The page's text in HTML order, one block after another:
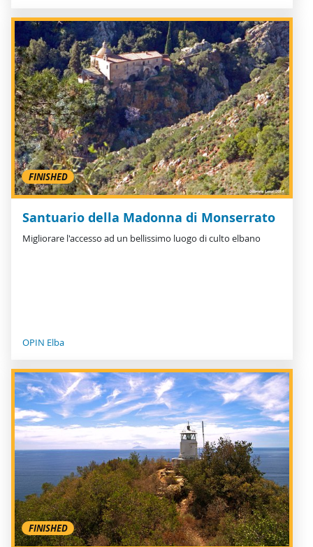
FINISHED
Santuario della Madonna di Monserrato
Migliorare l'accesso ad un bellissimo luogo di culto elbano
OPIN Elba
FINISHED